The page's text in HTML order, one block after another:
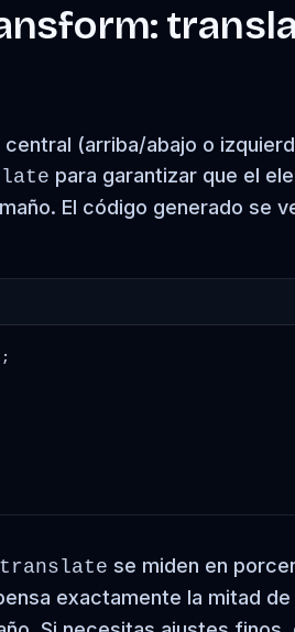
(arriba/abajo o
para garantizar que el
El código generado se
se miden en
exactamente la mitad